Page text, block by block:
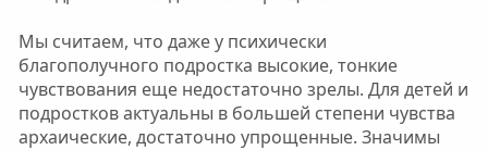
Мы считаем, что даже у психически
благополучного подростка высокие, тонкие
чувствования еще недостаточно зрелы. Для детей и
подростков актуальны в большей степени чувства
архаические, достаточно упрощенные. Значимы